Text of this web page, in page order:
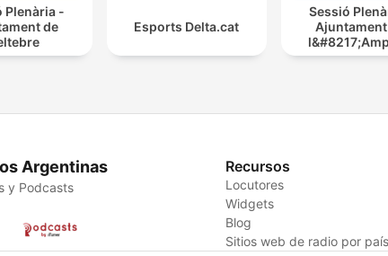
Plenària -
de
Esports Delta.cat
Sessió
Argentinas
y Podcasts
Recursos
Locutores
Widgets
Blog
Sitios web de radio por